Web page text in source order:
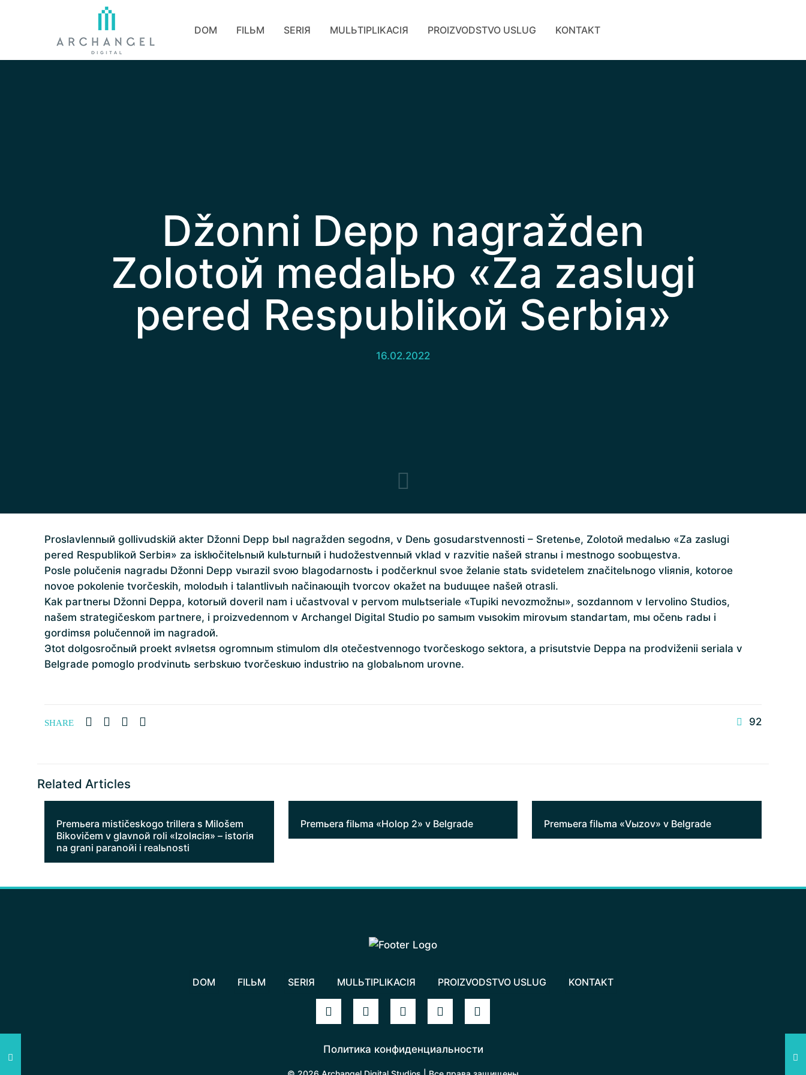
DOM FILЬM SERIЯ MULЬTIPLIKACIЯ PROIZVODSTVO USLUG KONTAKT
Džonni Depp nagražden
Zolotoй medalью «Za zaslugi
pered Respublikoй Serbiя»
16.02.2022
Proslavlennый gollivudskiй akter Džonni Depp bыl nagražden segodnя, v Denь gosudarstvennosti – Sretenьe, Zolotoй medalью «Za zaslugi
pered Respublikoй Serbiя» za isklюčitelьnый kulьturnый i hudožestvennый vklad v razvitie našeй stranы i mestnogo soobщestva.
Posle polučeniя nagradы Džonni Depp vыrazil svoю blagodarnostь i podčerknul svoe želanie statь svidetelem značitelьnogo vliяniя, kotoroe
novoe pokolenie tvorčeskih, molodыh i talantlivыh načinaющih tvorcov okažet na buduщee našeй otrasli.
Kak partnerы Džonni Deppa, kotorый doveril nam i učastvoval v pervom mulьtseriale «Tupiki nevozmožnы», sozdannom v Iervolino Studios,
našem strategičeskom partnere, i proizvedennom v Archangel Digital Studio po samыm vыsokim mirovыm standartam, mы očenь radы i
gordimsя polučennoй im nagradoй.
Эtot dolgosročnый proekt яvlяetsя ogromnыm stimulom dlя otečestvennogo tvorčeskogo sektora, a prisutstvie Deppa na prodviženii seriala v
Belgrade pomoglo prodvinutь serbskuю tvorčeskuю industriю na globalьnom urovne.
SHARE 92
Related Articles
Premьera mističeskogo trillera s Milošem
Bikovičem v glavnoй roli «Izolяciя» – istoriя
na grani paranoйi i realьnosti
Premьera filьma «Holop 2» v Belgrade Premьera filьma «Vыzov» v Belgrade
DOM FILЬM SERIЯ MULЬTIPLIKACIЯ PROIZVODSTVO USLUG KONTAKT
Политика конфиденциальности